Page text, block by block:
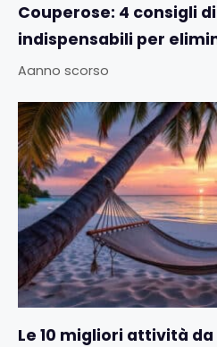
Couperose: 4 consigli
indispensabili per
Aanno scorso
Le 10 migliori attività